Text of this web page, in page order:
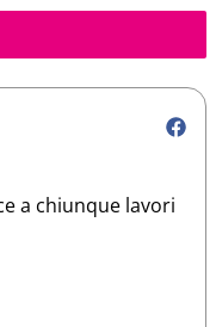
a chiunque lavori